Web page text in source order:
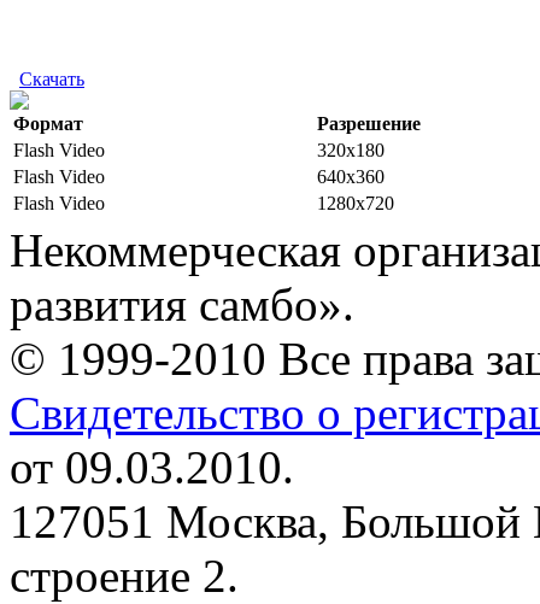
Скачать
Формат
Разрешение
Flash Video
320x180
Flash Video
640x360
Flash Video
1280x720
Некоммерческая
развития самбо».
© 1999-2010 Все права
Свидетельство о
от 09.03.2010.
127051 Москва, Большой
строение 2.